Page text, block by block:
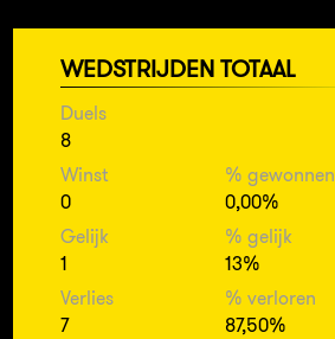
WEDSTRIJDEN TOTAAL
Duels
8
Winst
0
% gewonnen
0,00%
Gelijk
1
% gelijk
13%
Verlies
7
% verloren
87,50%